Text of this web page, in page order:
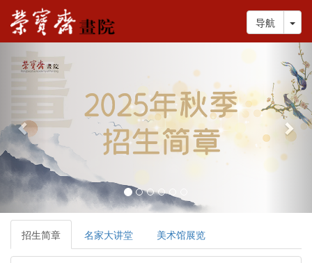
导航
招生简章 名家大讲堂 美术馆展览